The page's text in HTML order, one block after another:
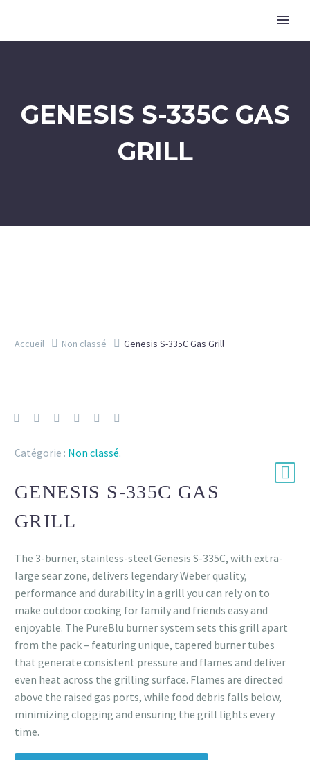
GENESIS S-335C GAS
GRILL
Accueil Non classé Genesis S-335C Gas Grill
Catégorie : Non classé.
GENESIS S-335C GAS
GRILL
The 3-burner, stainless-steel Genesis S-335C, with extra-
large sear zone, delivers legendary Weber quality,
performance and durability in a grill you can rely on to
make outdoor cooking for family and friends easy and
enjoyable. The PureBlu burner system sets this grill apart
from the pack – featuring unique, tapered burner tubes
that generate consistent pressure and flames and deliver
even heat across the grilling surface. Flames are directed
above the raised gas ports, while food debris falls below,
minimizing clogging and ensuring the grill lights every
time.